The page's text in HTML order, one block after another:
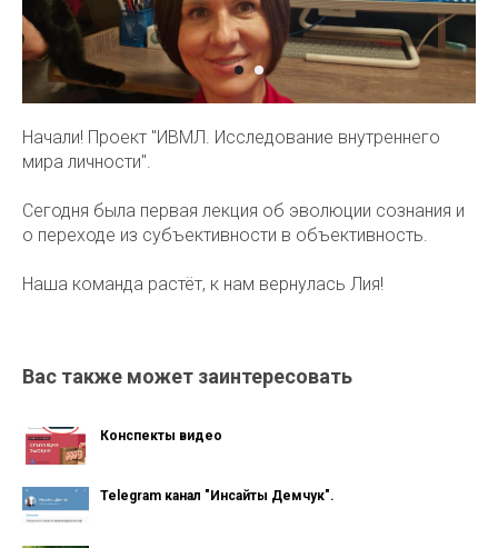
Начали! Проект "ИВМЛ. Исследование внутреннего
мира личности".
Сегодня была первая лекция об эволюции сознания и
о переходе из субъективности в объективность.
Наша команда растёт, к нам вернулась Лия!
Вас также может заинтересовать
Конспекты видео
Telegram канал "Инсайты Демчук".